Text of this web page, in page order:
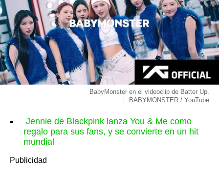
BabyMonster en el videoclip de Batter Up.
BABYMONSTER / YouTube
Jennie de Blackpink lanza You & Me como
regalo para sus fans, y se convierte en un hit
mundial